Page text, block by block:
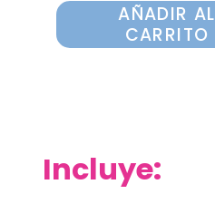
AÑADIR AL
CARRITO
Incluye: